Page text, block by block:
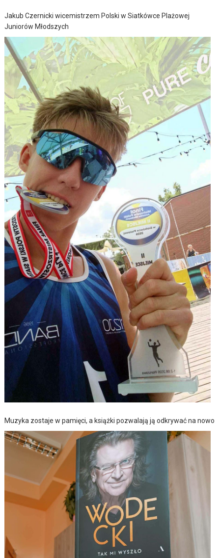
Jakub Czernicki wicemistrzem Polski w Siatkówce Plażowej
Juniorów Młodszych
Muzyka zostaje w pamięci, a książki pozwalają ją odkrywać na nowo